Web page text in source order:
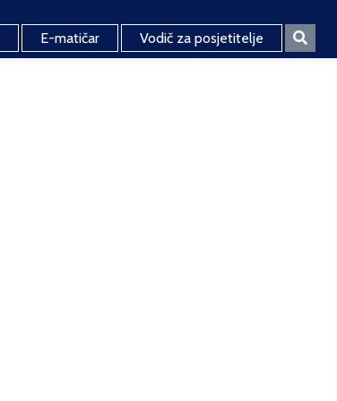
E-matičar Vodič za posjetitelje